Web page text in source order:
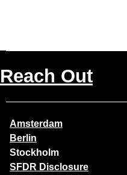
Reach Out
Amsterdam
Berlin
Stockholm
SFDR Disclosure